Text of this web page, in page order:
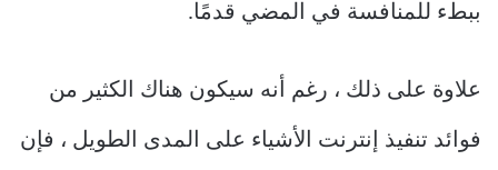
ببطء للمنافسة في المضي قدمًا.
علاوة على ذلك ، رغم أنه سيكون هناك الكثير من
فوائد تنفيذ إنترنت الأشياء على المدى الطويل ، فإن